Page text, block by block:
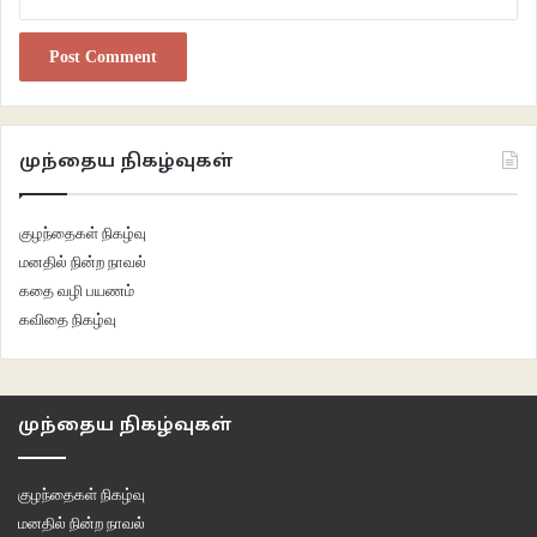
செய்யப்பட்டது. விஸ்கி வாடையும், சிறைபிடிக்கப்பட்ட பேனாவும் மண்டோவை
கொஞ்சம் கொஞ்சமாக கரைத்தன. இடர்பாடுகளின் இடுக்கில்
வார்த்தை வனப்பிலும் நம்மை ஆட்கொள்கிறார் நவாசுதீன்.
படத்தின் கருவில் தெளிவு இருந்தாலும் ஒரு சில இடங்களில் மண்டோவின்
முந்தைய நிகழ்வுகள்
குழந்தைகள் நிகழ்வு
மனதில் நின்ற நாவல்
கதை வழி பயணம்
கவிதை நிகழ்வு
முந்தைய நிகழ்வுகள்
குழந்தைகள் நிகழ்வு
மனதில் நின்ற நாவல்